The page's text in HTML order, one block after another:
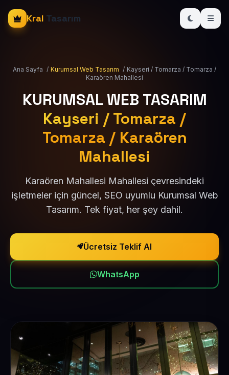
Kral Tasarım
Ana Sayfa / Kurumsal Web Tasarım / Kayseri / Tomarza / Tomarza /
Karaören Mahallesi
KURUMSAL WEB TASARIM
Kayseri / Tomarza /
Tomarza / Karaören
Mahallesi
Karaören Mahallesi Mahallesi çevresindeki
işletmeler için güncel, SEO uyumlu Kurumsal Web
Tasarım. Tek fiyat, her şey dahil.
Ücretsiz Teklif Al
WhatsApp